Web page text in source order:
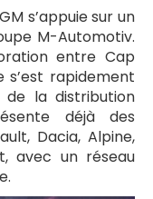
s’appuie sur un
M-Automotiv.
entre Cap
s’est rapidement
la distribution
déjà des
Dacia, Alpine,
avec un réseau